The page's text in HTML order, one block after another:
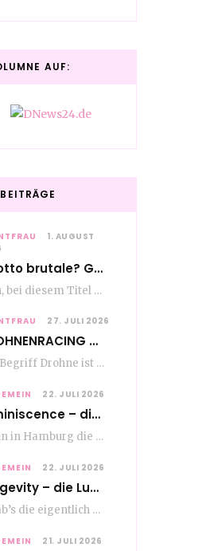
AUF:
1. AUGUST
Risotto brutale? Glückwunsch Axel Milberg zum 70. Geburtstag
Nein, bei diesem Titel handelt es sich nicht um eine Kochshow, oder vielleicht doch etwas.…
27. JULI 2026
DROHNENRACING – mehr als ein hipper Nischensport
Der Begriff Drohne ist seit den andauernden weltweiten Kriegshandlungen seit Jahren in aller Munde. Und…
22. JULI 2026
Luminiscence – die berauschende Macht von klingenden Bildern
Wenn in Hamburg die Mauern zu sprechen beginnen, dann ist es die unverwechselbare, tiefsonore Stimme…
22. JULI 2026
Longevity – die Lust am langen Leben
… gab’s die eigentlich schon vor Erfindung des ultimativen Trends? Keine Ahnung – ich glaube,…
21. JULI 2026